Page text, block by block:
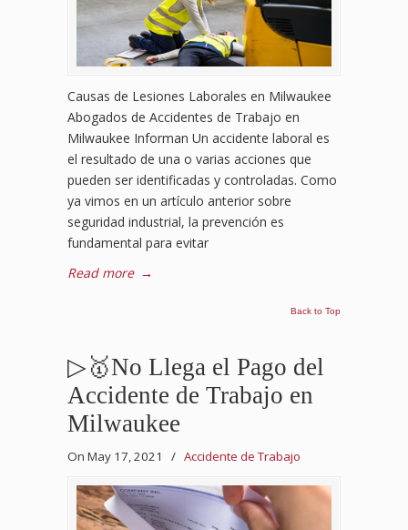
Causas de Lesiones Laborales en Milwaukee
Abogados de Accidentes de Trabajo en
Milwaukee Informan Un accidente laboral es
el resultado de una o varias acciones que
pueden ser identificadas y controladas. Como
ya vimos en un artículo anterior sobre
seguridad industrial, la prevención es
fundamental para evitar
Read more →
Back to Top
▷🥇No Llega el Pago del
Accidente de Trabajo en
Milwaukee
On May 17, 2021 / Accidente de Trabajo